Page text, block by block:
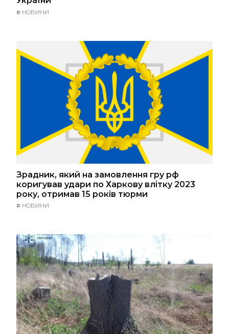
# НОВИНИ
Зрадник, який на замовлення гру рф
коригував удари по Харкову влітку 2023
року, отримав 15 років тюрми
# НОВИНИ